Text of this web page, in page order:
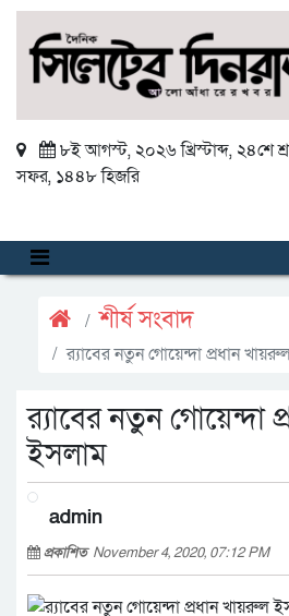
৮ই আগস্ট, ২০২৬ খ্রিস্টাব্দ, ২৪শে
সফর, ১৪৪৮ হিজরি
শীর্ষ সংবাদ
র‌্যাবের নতুন গোয়েন্দা প্রধান
র‌্যাবের নতুন গোয়েন্দা
ইসলাম
admin
প্রকাশিত November 4, 2020, 07:12 PM